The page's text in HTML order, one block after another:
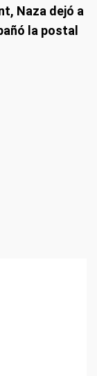
Naza dejó a
la postal